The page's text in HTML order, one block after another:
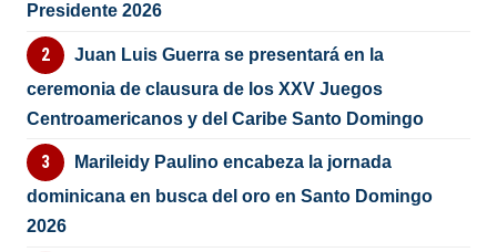
Presidente 2026
Juan Luis Guerra se presentará en la
ceremonia de clausura de los XXV Juegos
Centroamericanos y del Caribe Santo Domingo
Marileidy Paulino encabeza la jornada
dominicana en busca del oro en Santo Domingo
2026